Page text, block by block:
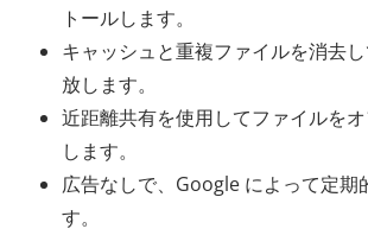
トールします。
キャッシュと重複ファイルを消去
放します。
近距離共有を使用してファイルを
します。
広告なしで、Google によって定期
す。